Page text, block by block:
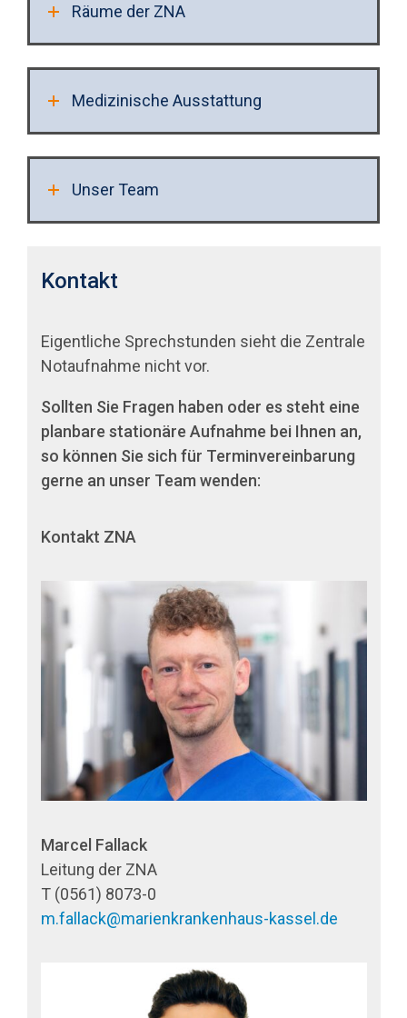
Räume der ZNA
Medizinische Ausstattung
Unser Team
Kontakt
Eigentliche Sprechstunden sieht die Zentrale
Notaufnahme nicht vor.
Sollten Sie Fragen haben oder es steht eine
planbare stationäre Aufnahme bei Ihnen an,
so können Sie sich für Terminvereinbarung
gerne an unser Team wenden:
Kontakt ZNA
Marcel Fallack
Leitung der ZNA
T (0561) 8073-0
m.fallack@marienkrankenhaus-kassel.de